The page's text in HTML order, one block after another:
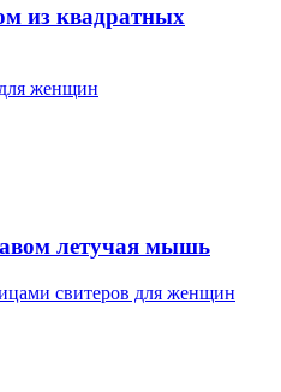
из квадратных
женщин
летучая мышь
свитеров для женщин